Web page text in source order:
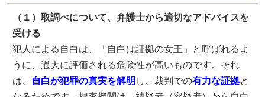
（１）取調べについて、弁護士から適切なアドバイスを
受ける
犯人による自白は、「自白は証拠の女王」と呼ばれるよ
うに、過大に評価される危険性が高いものです。それ
は、
自白が犯罪の真実を解明 し、裁判での有力な証拠と